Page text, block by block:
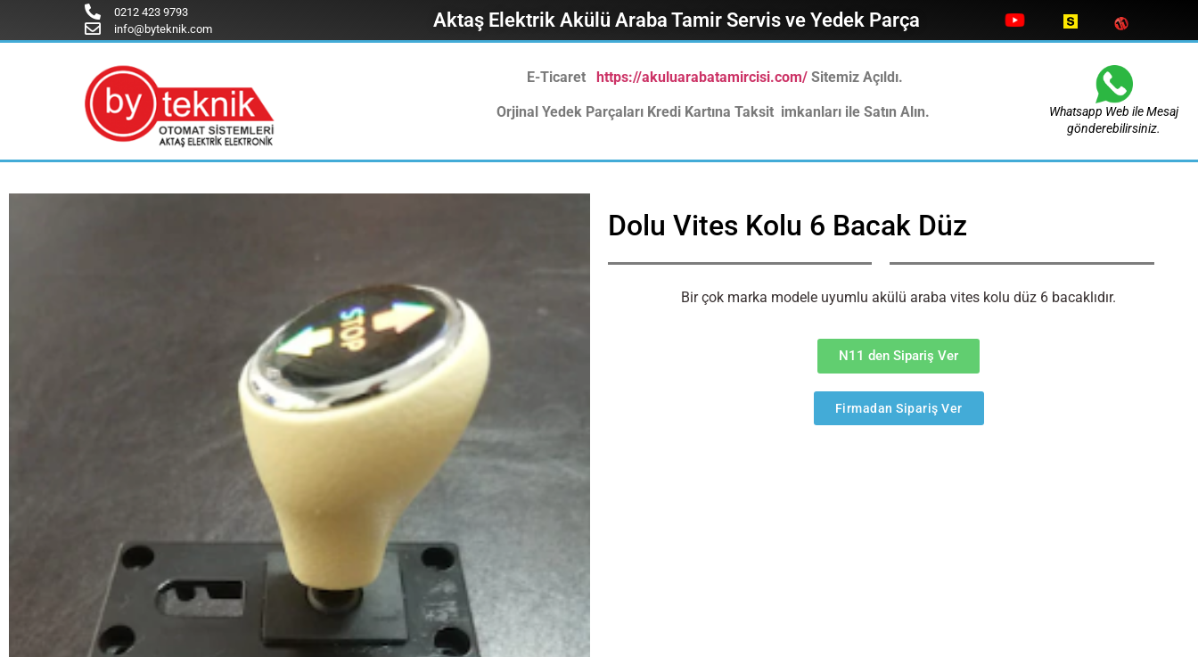
0212 423 9793
info@byteknik.com
Aktaş Elektrik Akülü Araba Tamir Servis ve Yedek Parça
E-Ticarethttps://akuluarabatamircisi.com/ Sitemiz Açıldı.
Orjinal Yedek Parçaları Kredi Kartına Taksit imkanları ile Satın Alın.
Whatsapp Web ile Mesaj
gönderebilirsiniz.
Dolu Vites Kolu 6 Bacak Düz
Bir çok marka modele uyumlu akülü araba vites kolu düz 6 bacaklıdır.
N11 den Sipariş Ver
Firmadan Sipariş Ver